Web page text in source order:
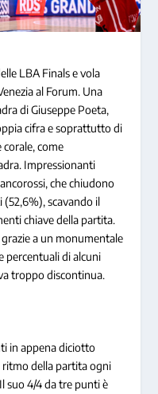
LBA Finals e vola
al Forum. Una
di Giuseppe Poeta,
cifra e soprattutto di
come
Impressionanti
che chiudono
(52,6%), scavando il
chiave della partita.
a un monumentale
percentuali di alcuni
troppo discontinua.
in appena diciotto
ritmo della partita ogni
suo 4/4 da tre punti è